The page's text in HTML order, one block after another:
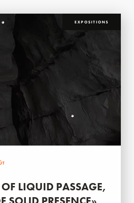
EXPOSITIONS
OF LIQUID PASSAGE,